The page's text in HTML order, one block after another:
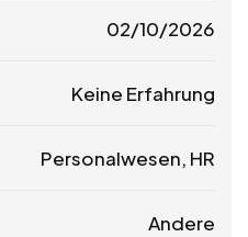
02/10/2026
Keine Erfahrung
Personalwesen, HR
Andere